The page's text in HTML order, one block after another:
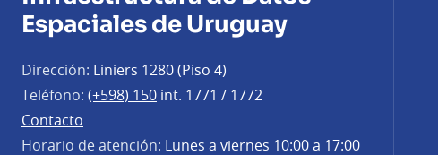
Espaciales de Uruguay
Dirección: Liniers 1280 (Piso 4)
Teléfono: (+598) 150 int. 1771 / 1772
Contacto
Horario de atención: Lunes a viernes 10:00 a 17:00